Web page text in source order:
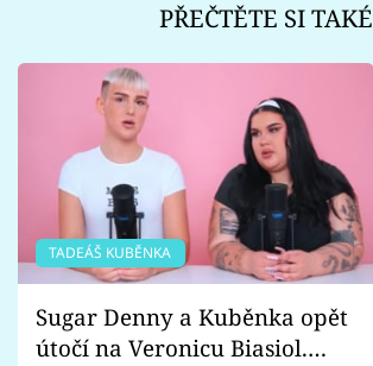
PŘEČTĚTE SI TAKÉ
TADEÁŠ KUBĚNKA
Sugar Denny a Kuběnka opět
útočí na Veronicu Biasiol.